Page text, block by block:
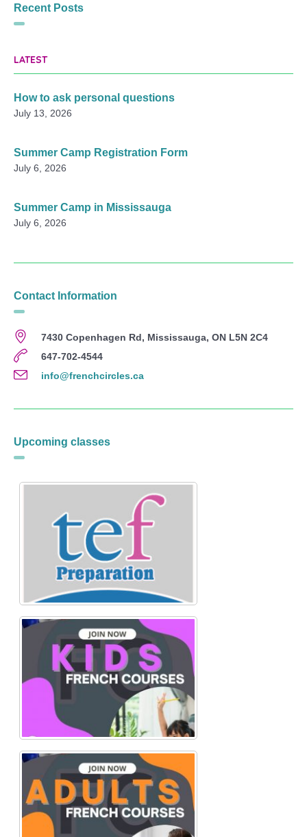
Recent Posts
LATEST
How to ask personal questions
July 13, 2026
Summer Camp Registration Form
July 6, 2026
Summer Camp in Mississauga
July 6, 2026
Contact Information
7430 Copenhagen Rd, Mississauga, ON L5N 2C4
647-702-4544
info@frenchcircles.ca
Upcoming classes